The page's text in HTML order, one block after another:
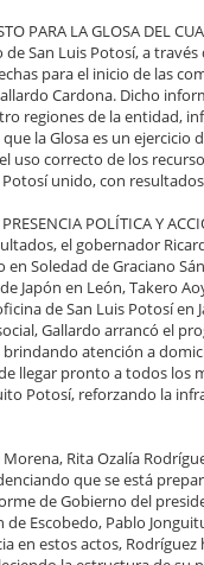
PARA LA GLOSA DEL
de San Luis Potosí, a
para el inicio de las
Cardona. Dicho
regiones de la entidad,
la Glosa es un
uso correcto de los
unido, con
POLÍTICA Y
el gobernador
Soledad de Graciano
Japón en León, Takero
de San Luis Potosí en
Gallardo arrancó el
atención a
llegar pronto a todos los
Potosí, reforzando la
Rita Ozalía
que se está
de Gobierno del
de Escobedo, Pablo
en estos actos,